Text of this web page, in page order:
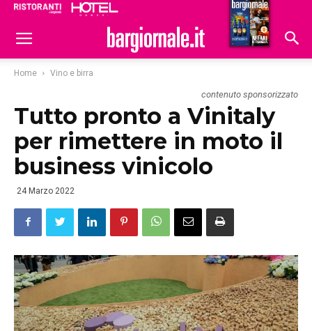
Hoteldomani
Home Vino e birra
contenuto sponsorizzato
Tutto pronto a Vinitaly
per rimettere in moto il
business vinicolo
24 Marzo 2022